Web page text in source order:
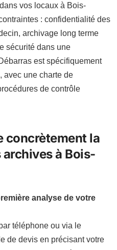
vos locaux à Bois-
: confidentialité des
archivage long terme
sécurité dans une
est spécifiquement
avec une charte de
de contrôle
concrètement la
à Bois-
analyse de votre
téléphone ou via le
de devis en précisant votre